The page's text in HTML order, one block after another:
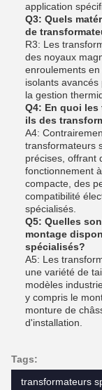
application
Q3: Quels
de
R3: Les
des noyaux
enroulements
isolants
la gestion
Q4: En quoi
ils des
A4:
transformateurs
précises, offrant
fonctionnement
compacte, des
compatibilité
spécialisés.
Q5: Quelles
montage
spécialisés?
A5: Les
une variété de
modèles
y compris le
monture de
d'installation.
Tags:
transformateurs